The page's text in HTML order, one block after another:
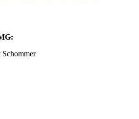
Schommer